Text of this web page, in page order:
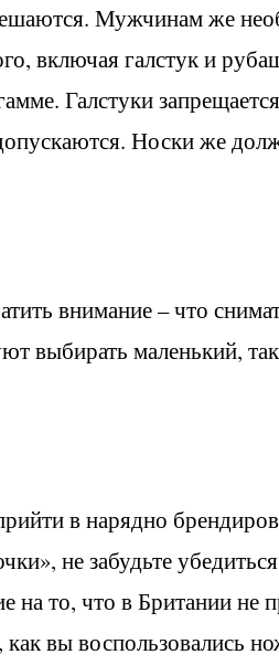
Мужчинам же
включая галстук и
Галстуки
Носки же
внимание – что
выбирать маленький,
в нарядно
не забудьте
на то, что в Британии не
вы воспользовались